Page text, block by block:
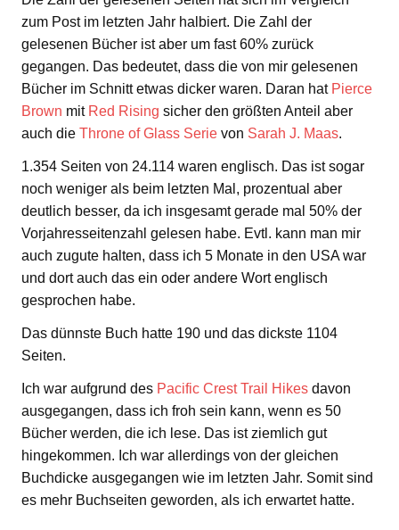
zum Post im letzten Jahr halbiert. Die Zahl der
gelesenen Bücher ist aber um fast 60% zurück
gegangen. Das bedeutet, dass die von mir gelesenen
Bücher im Schnitt etwas dicker waren. Daran hat Pierce
Brown mit Red Rising sicher den größten Anteil aber
auch die Throne of Glass Serie von Sarah J. Maas.
1.354 Seiten von 24.114 waren englisch. Das ist sogar
noch weniger als beim letzten Mal, prozentual aber
deutlich besser, da ich insgesamt gerade mal 50% der
Vorjahresseitenzahl gelesen habe. Evtl. kann man mir
auch zugute halten, dass ich 5 Monate in den USA war
und dort auch das ein oder andere Wort englisch
gesprochen habe.
Das dünnste Buch hatte 190 und das dickste 1104
Seiten.
Ich war aufgrund des Pacific Crest Trail Hikes davon
ausgegangen, dass ich froh sein kann, wenn es 50
Bücher werden, die ich lese. Das ist ziemlich gut
hingekommen. Ich war allerdings von der gleichen
Buchdicke ausgegangen wie im letzten Jahr. Somit sind
es mehr Buchseiten geworden, als ich erwartet hatte.